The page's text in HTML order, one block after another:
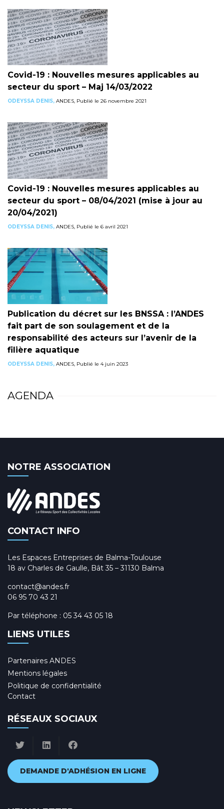
Covid-19 : Nouvelles mesures applicables au
secteur du sport – Maj 14/03/2022
ODEYSSA DENIS, ANDES, Publié le 26 novembre 2021
Covid-19 : Nouvelles mesures applicables au
secteur du sport – 08/04/2021 (mise à jour au
20/04/2021)
ODEYSSA DENIS, ANDES, Publié le 6 avril 2021
Publication du décret sur les BNSSA : l’ANDES
fait part de son soulagement et de la
responsabilité des acteurs sur l’avenir de la
filière aquatique
ODEYSSA DENIS, ANDES, Publié le 4 juin 2023
AGENDA
NOTRE ASSOCIATION
CONTACT INFO
Les Espaces Entreprises de Balma-Toulouse
18 av Charles de Gaulle, Bât 35 – 31130 Balma
contact@andes.fr
06 95 70 43 21
Par téléphone : 05 34 43 05 18
LIENS UTILES
Partenaires ANDES
Mentions légales
Politique de confidentialité
Contact
RÉSEAUX SOCIAUX
DEMANDE D'ADHÉSION EN LIGNE